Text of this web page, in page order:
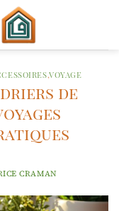
,VOYAGE
de
CRAMAN